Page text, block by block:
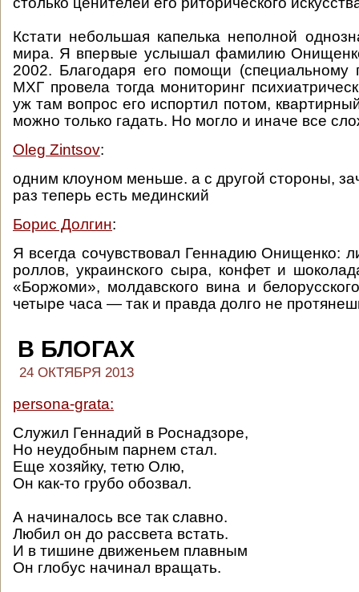
Кстати небольшая капелька неполной
мира. Я впервые услышал фамилию
2002. Благодаря его помощи (специальному
МХГ провела тогда мониторинг
уж там вопрос его испортил потом,
можно только гадать. Но могло и иначе все
Oleg Zintsov:
одним клоуном меньше. а с другой стороны,
раз теперь есть мединский
Борис Долгин:
Я всегда сочувствовал Геннадию Онищенко:
роллов, украинского сыра, конфет и
«Боржоми», молдавского вина и
четыре часа — так и правда долго не
В БЛОГАХ
24 ОКТЯБРЯ 2013
persona-grata:
Служил Геннадий в Роснадзоре,
Но неудобным парнем стал.
Еще хозяйку, тетю Олю,
Он как-то грубо обозвал.
А начиналось все так славно.
Любил он до рассвета встать.
И в тишине движеньем плавным
Он глобус начинал вращать.